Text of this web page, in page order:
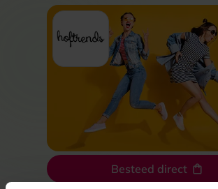
Besteed direct